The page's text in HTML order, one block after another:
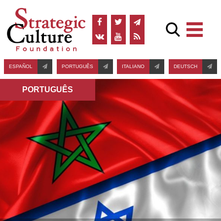
ESPAÑOL PORTUGUÊS ITALIANO DEUTSCH
PORTUGUÊS